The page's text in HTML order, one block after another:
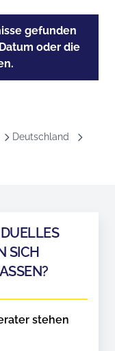
gefunden
oder die
Deutschland
SICH
stehen